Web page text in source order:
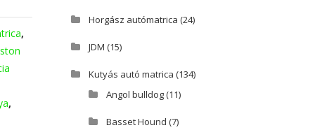
,
,
Horgász autómatrica (24)
JDM (15)
Kutyás autó matrica (134)
Angol bulldog(11)
Basset Hound (7)